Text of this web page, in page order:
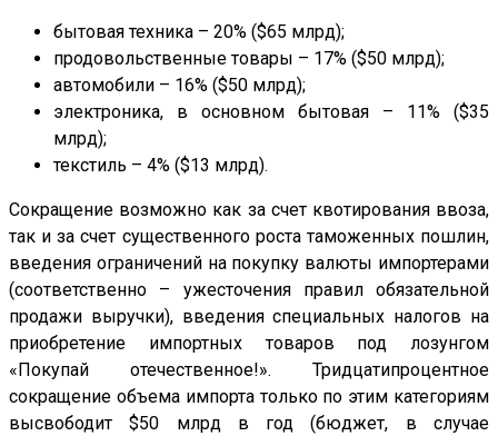
бытовая техника – 20% ($65 млрд);
продовольственные товары – 17% ($50 млрд);
автомобили – 16% ($50 млрд);
электроника, в основном бытовая – 11% ($35
млрд);
текстиль – 4% ($13 млрд).
Сокращение возможно как за счет квотирования ввоза,
так и за счет существенного роста таможенных пошлин,
введения ограничений на покупку валюты импортерами
(соответственно – ужесточения правил обязательной
продажи выручки), введения специальных налогов на
приобретение импортных товаров под лозунгом
«Покупай отечественное!». Тридцатипроцентное
сокращение объема импорта только по этим категориям
высвободит $50 млрд в год (бюджет, в случае